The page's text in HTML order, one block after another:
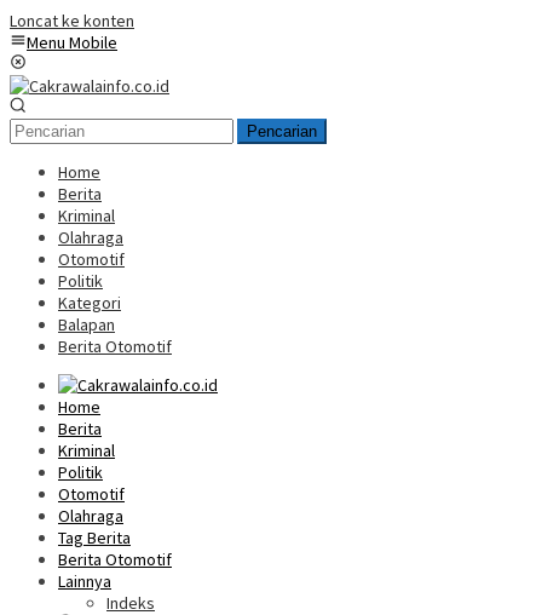
Loncat ke konten
Menu Mobile
Pencarian
Home
Berita
Kriminal
Olahraga
Otomotif
Politik
Kategori
Balapan
Berita Otomotif
Home
Berita
Kriminal
Politik
Otomotif
Olahraga
Tag Berita
Berita Otomotif
Lainnya
Indeks